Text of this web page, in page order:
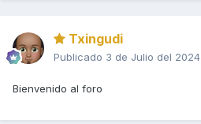
Txingudi
Publicado 3 de Julio del 2024
Bienvenido al foro